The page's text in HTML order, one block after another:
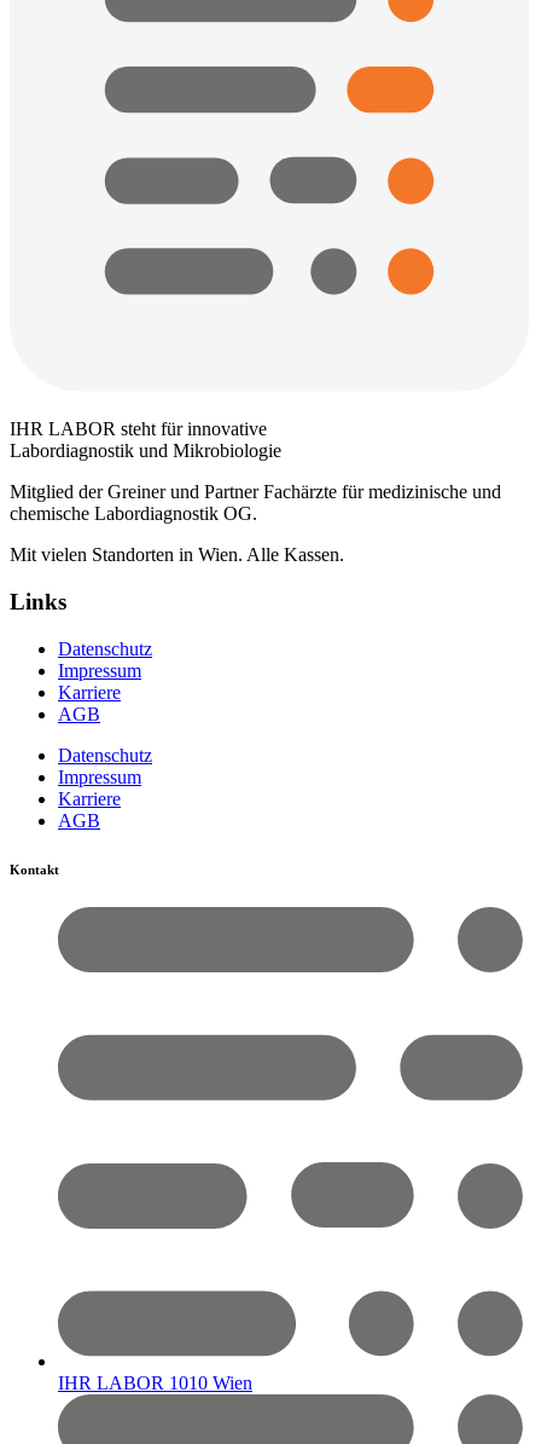
IHR LABOR steht für innovative
Labordiagnostik und Mikrobiologie
Mitglied der Greiner und Partner Fachärzte für medizinische und
chemische Labordiagnostik OG.
Mit vielen Standorten in Wien. Alle Kassen.
Links
Datenschutz
Impressum
Karriere
AGB
Datenschutz
Impressum
Karriere
AGB
Kontakt
IHR LABOR 1010 Wien